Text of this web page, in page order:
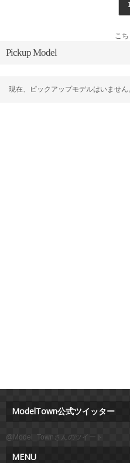
こ
Pickup Model
現在、ピックアップモデルはいません
ModelTown公式ツイッター
@Model_Townさんのツイート
MENU